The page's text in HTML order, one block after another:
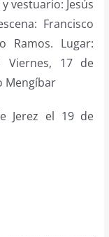
vestuario: Jesús
Francisco
Ramos. Lugar:
Viernes, 17 de
Mengíbar
Jerez el 19 de